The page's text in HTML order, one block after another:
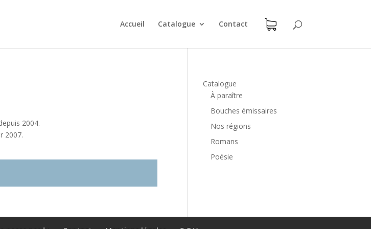
Accueil Catalogue Contact
2004.
2007.
Catalogue
À paraître
Bouches émissaires
Nos régions
Romans
Poésie